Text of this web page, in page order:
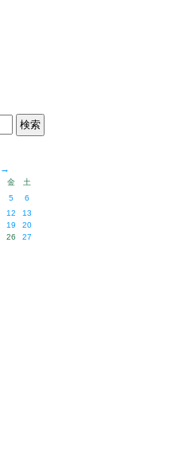
→
金
土
5
6
12
13
19
20
26
27